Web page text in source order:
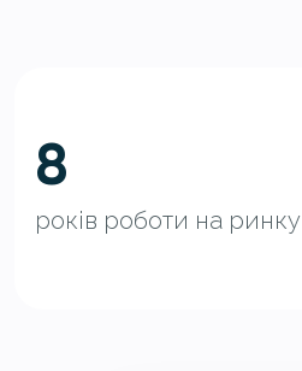
8
років роботи на ринку